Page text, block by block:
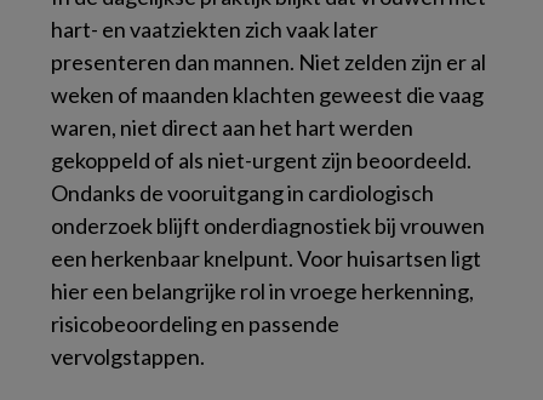
hart- en vaatziekten zich vaak later
presenteren dan mannen. Niet zelden zijn er al
weken of maanden klachten geweest die vaag
waren, niet direct aan het hart werden
gekoppeld of als niet-urgent zijn beoordeeld.
Ondanks de vooruitgang in cardiologisch
onderzoek blijft onderdiagnostiek bij vrouwen
een herkenbaar knelpunt. Voor huisartsen ligt
hier een belangrijke rol in vroege herkenning,
risicobeoordeling en passende
vervolgstappen.